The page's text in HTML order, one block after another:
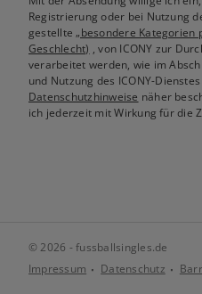
Registrierung oder bei Nutzung
gestellte„besondere Kategorien
Geschlecht) , von ICONY zur
verarbeitet werden, wie im
und Nutzung des ICONY-
Datenschutzhinweise näher
ich jederzeit mit Wirkung für die
© 2026 - fussballsingles.de
Impressum
Datenschutz